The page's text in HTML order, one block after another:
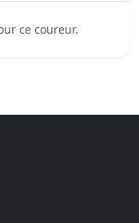
ce coureur.